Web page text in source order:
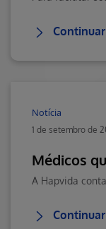
Notícia
1 de setembro de
Médicos